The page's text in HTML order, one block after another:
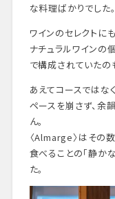
な料理ばかりでした。
ワインのセレクトに
ナチュラルワインの
で構成されていたの
あえてコースではな
ペースを崩さず、余
ん。
〈Almarge〉はその
食べることの「静か
た。